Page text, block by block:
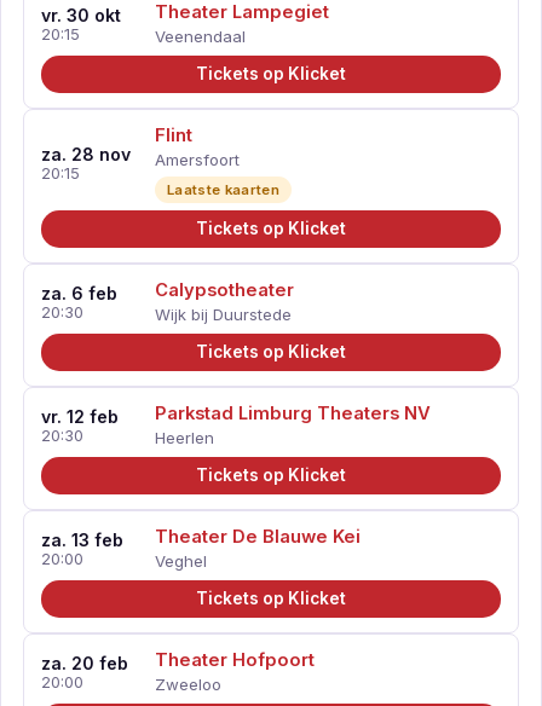
vr. 30 okt
20:15
Theater Lampegiet
Veenendaal
Tickets op Klicket
za. 28 nov
20:15
Flint
Amersfoort
Laatste kaarten
Tickets op Klicket
za. 6 feb
20:30
Calypsotheater
Wijk bij Duurstede
Tickets op Klicket
vr. 12 feb
20:30
Parkstad Limburg Theaters NV
Heerlen
Tickets op Klicket
za. 13 feb
20:00
Theater De Blauwe Kei
Veghel
Tickets op Klicket
za. 20 feb
20:00
Theater Hofpoort
Zweeloo